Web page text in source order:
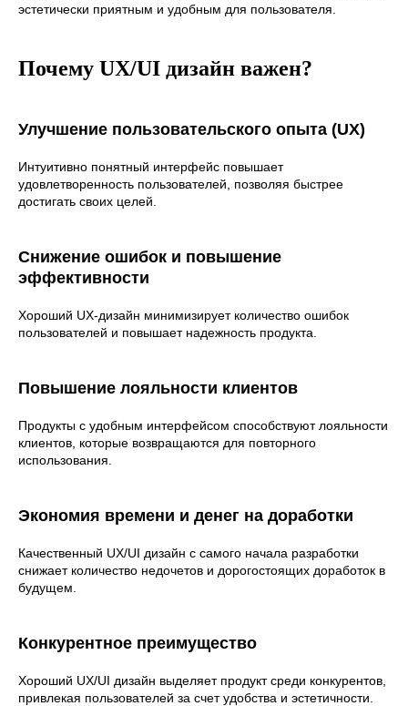
эстетически приятным и удобным для пользователя.
Почему UX/UI дизайн важен?
Улучшение пользовательского опыта (UX)
Интуитивно понятный интерфейс повышает
удовлетворенность пользователей, позволяя быстрее
достигать своих целей.
Снижение ошибок и повышение
эффективности
Хороший UX-дизайн минимизирует количество ошибок
пользователей и повышает надежность продукта.
Повышение лояльности клиентов
Продукты с удобным интерфейсом способствуют лояльности
клиентов, которые возвращаются для повторного
использования.
Экономия времени и денег на доработки
Качественный UX/UI дизайн с самого начала разработки
снижает количество недочетов и дорогостоящих доработок в
будущем.
Конкурентное преимущество
Хороший UX/UI дизайн выделяет продукт среди конкурентов,
привлекая пользователей за счет удобства и эстетичности.